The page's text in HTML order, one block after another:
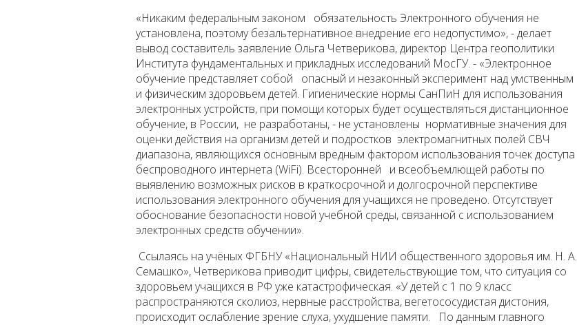
«Никаким федеральным законом обязательность Электронного обучения не
установлена, поэтому безальтернативное внедрение его недопустимо», - делает
вывод составитель заявление Ольга Четверикова, директор Центра геополитики
Института фундаментальных и прикладных исследований МосГУ. - «Электронное
обучение представляет собой опасный и незаконный эксперимент над умственным
и физическим здоровьем детей. Гигиенические нормы СанПиН для использования
электронных устройств, при помощи которых будет осуществляться дистанционное
обучение, в России, не разработаны, - не установлены нормативные значения для
оценки действия на организм детей и подростков электромагнитных полей СВЧ
диапазона, являющихся основным вредным фактором использования точек доступа
беспроводного интернета (WiFi). Всесторонней и всеобъемлющей работы по
выявлению возможных рисков в краткосрочной и долгосрочной перспективе
использования электронного обучения для учащихся не проведено. Отсутствует
обоснование безопасности новой учебной среды, связанной с использованием
электронных средств обучении».
Ссылаясь на учёных ФГБНУ «Национальный НИИ общественного здоровья им. Н. А.
Семашко», Четверикова приводит цифры, свидетельствующие том, что ситуация со
здоровьем учащихся в РФ уже катастрофическая. «У детей с 1 по 9 класс
распространяются сколиоз, нервные расстройства, вегетососудистая дистония,
происходит ослабление зрение слуха, ухудшение памяти. По данным главного